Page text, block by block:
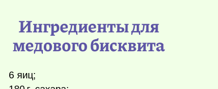
Ингредиенты для
медового бисквита
6 яиц;